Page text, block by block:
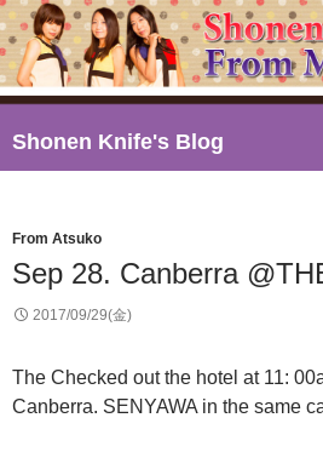
Shonen Knife's Blog
索
ン
ツ
へ
キ
ッ
From Atsuko
Sep 28. Canberra
2017/09/29(金)
The Checked out the hotel at 11:
Canberra. SENYAWA in the same